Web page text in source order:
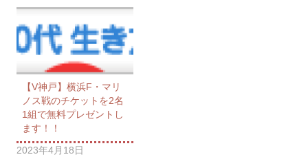
【V神戸】横浜F・マリ
ノス戦のチケットを2名
1組で無料プレゼントし
ます！！
2023年4月18日